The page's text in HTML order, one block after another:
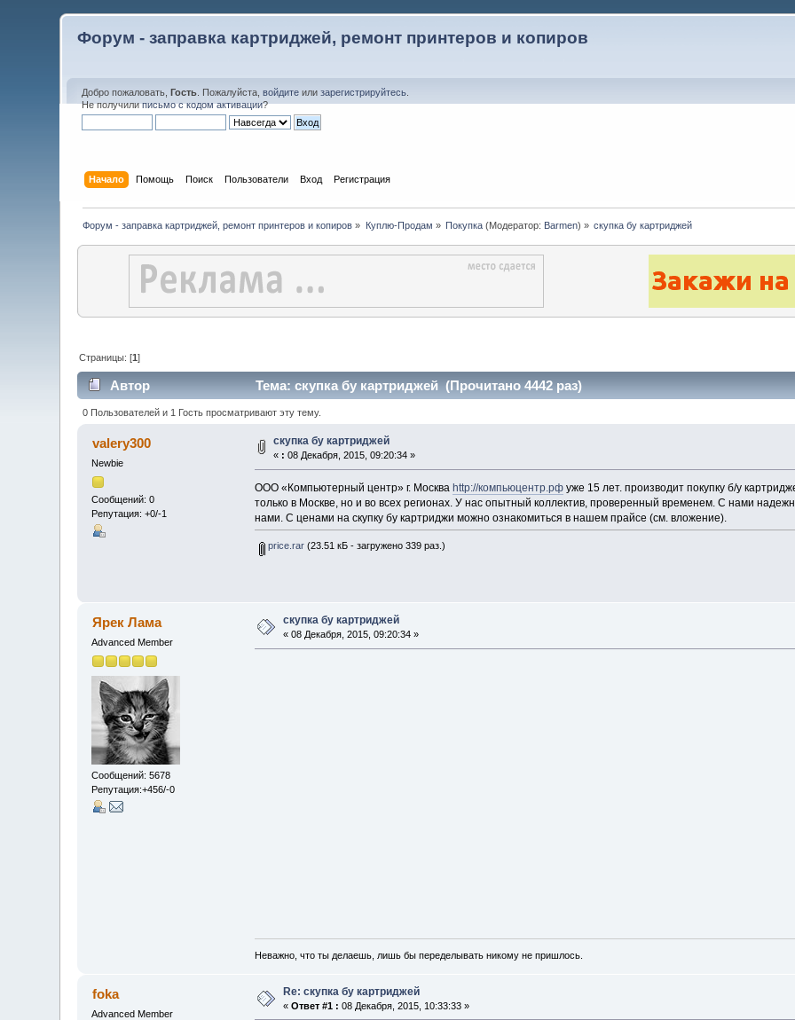
Форум - заправка картриджей, ремонт принтеров и копиров
Добро пожаловать,Гость . Пожалуйста,войдите илизарегистрируйтесь
Не получилиписьмо с кодом активации?
Начало Помощь Поиск Пользователи Вход Регистрация
Форум - заправка картриджей, ремонт принтеров и копиров » Куплю-Продам » Покупка (Модератор: Barmen) » скупка бу картриджей
Страницы: [1]
Автор Тема: скупка бу картриджей (Прочитано 4442 раз)
0 Пользователей и 1 Гость просматривают эту тему.
valery300
Newbie
Сообщений: 0
Репутация: +0/-1
скупка бу картриджей
« : 08 Декабря, 2015, 09:20:34 »
ООО «Компьютерный центр» г. Москва http://компьюцентр.рфуже 15 лет. производит покупку б/у
только в Москве, но и во всех регионах. У нас опытный коллектив, проверенный временем. С нами
нами. С ценами на скупку бу картриджи можно ознакомиться в нашем прайсе (см. вложение).
price.rar (23.51 кБ - загружено 339 раз.)
Ярек Лама
Advanced Member
Сообщений: 5678
Репутация:+456/-0
скупка бу картриджей
« 08 Декабря, 2015, 09:20:34 »
Неважно, что ты делаешь, лишь бы переделывать никому не пришлось.
foka
Advanced Member
Re: скупка бу картриджей
«Ответ #1 : 08 Декабря, 2015, 10:33:33 »